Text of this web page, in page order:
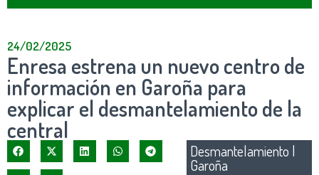
24/02/2025
Enresa estrena un nuevo centro de
información en Garoña para
explicar el desmantelamiento de la
central
Desmantelamiento |
Garoña